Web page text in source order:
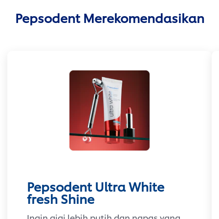
Pepsodent Merekomendasikan
Pepsodent Ultra White
fresh Shine